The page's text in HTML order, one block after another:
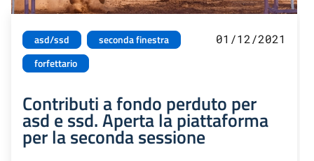
asd/ssd
seconda finestra
forfettario
01/12/2021
Contributi a fondo perduto per
asd e ssd. Aperta la piattaforma
per la seconda sessione